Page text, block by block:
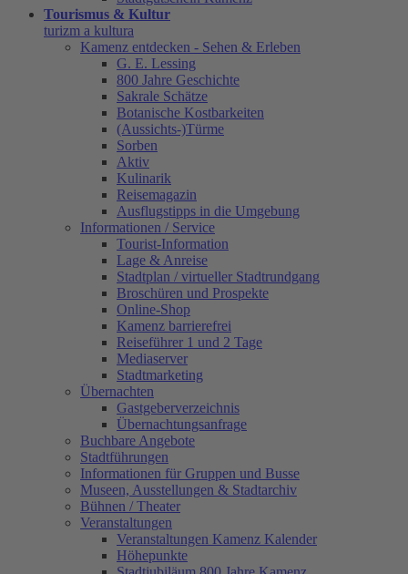
Tourismus & Kultur
turizm a kultura
Kamenz entdecken - Sehen & Erleben
G. E. Lessing
800 Jahre Geschichte
Sakrale Schätze
Botanische Kostbarkeiten
(Aussichts-)Türme
Sorben
Aktiv
Kulinarik
Reisemagazin
Ausflugstipps in die Umgebung
Informationen / Service
Tourist-Information
Lage & Anreise
Stadtplan / virtueller Stadtrundgang
Broschüren und Prospekte
Online-Shop
Kamenz barrierefrei
Reiseführer 1 und 2 Tage
Mediaserver
Stadtmarketing
Übernachten
Gastgeberverzeichnis
Übernachtungsanfrage
Buchbare Angebote
Stadtführungen
Informationen für Gruppen und Busse
Museen, Ausstellungen & Stadtarchiv
Bühnen / Theater
Veranstaltungen
Veranstaltungen Kamenz Kalender
Höhepunkte